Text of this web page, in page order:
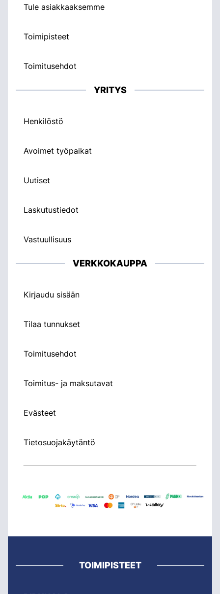
Tule asiakkaaksemme
Toimipisteet
Toimitusehdot
YRITYS
Henkilöstö
Avoimet työpaikat
Uutiset
Laskutustiedot
Vastuullisuus
VERKKOKAUPPA
Kirjaudu sisään
Tilaa tunnukset
Toimitusehdot
Toimitus- ja maksutavat
Evästeet
Tietosuojakäytäntö
TOIMIPISTEET